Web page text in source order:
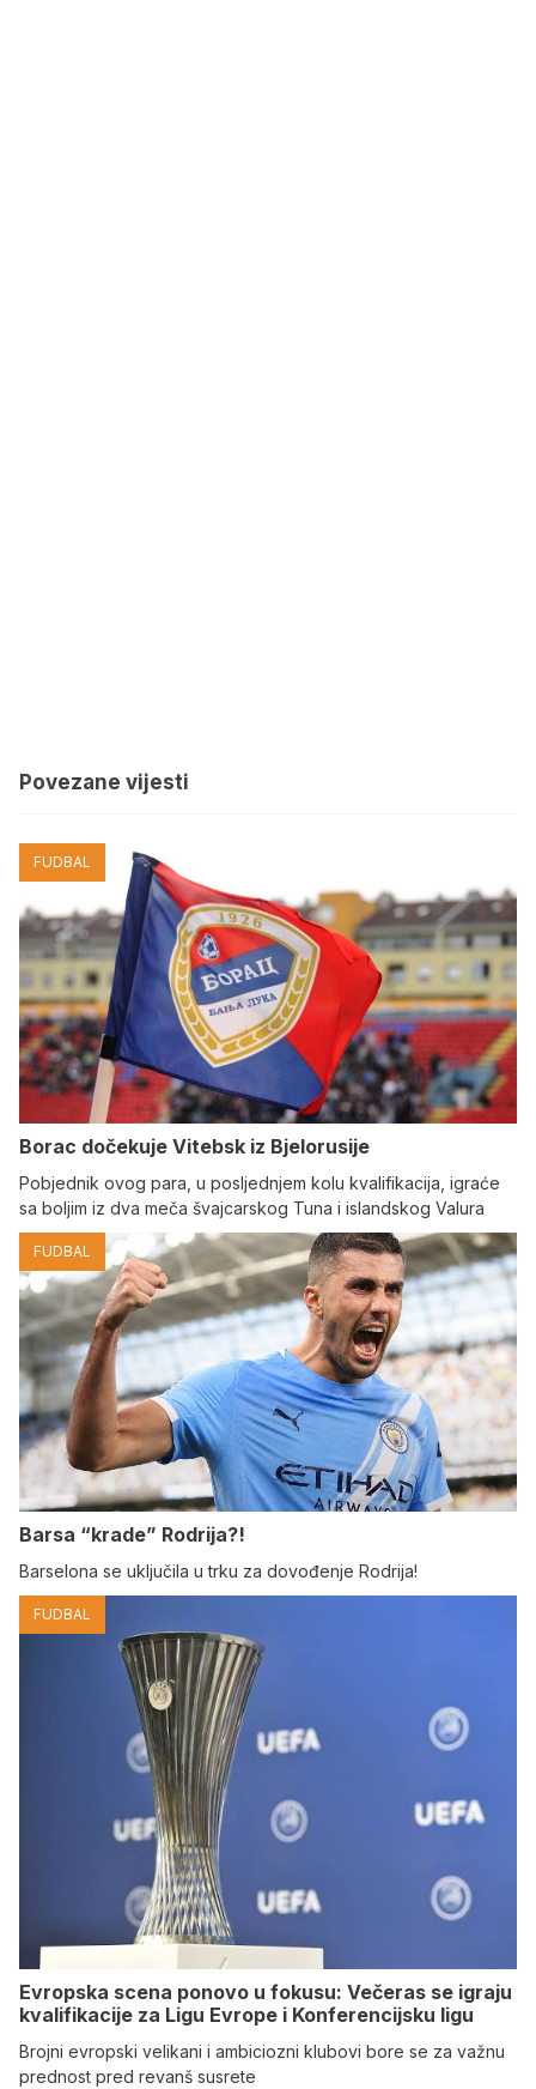
Povezane vijesti
FUDBAL
Borac dočekuje Vitebsk iz Bjelorusije
Pobjednik ovog para, u posljednjem kolu kvalifikacija, igraće
sa boljim iz dva meča švajcarskog Tuna i islandskog Valura
FUDBAL
Barsa “krade” Rodrija?!
Barselona se uključila u trku za dovođenje Rodrija!
FUDBAL
Evropska scena ponovo u fokusu: Večeras se igraju
kvalifikacije za Ligu Evrope i Konferencijsku ligu
Brojni evropski velikani i ambiciozni klubovi bore se za važnu
prednost pred revanš susrete